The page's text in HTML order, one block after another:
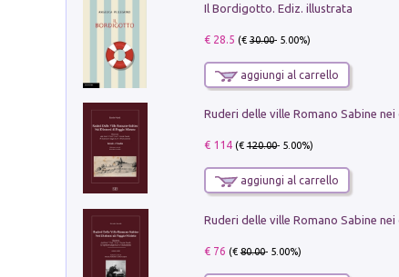
Il Bordigotto. Ediz. illustrata
€ 28.5 (€30.00- 5.00%)
aggiungi al carrello
€ 114(€120.00- 5.00%)
aggiungi al carrello
€ 76 (€80.00- 5.00%)